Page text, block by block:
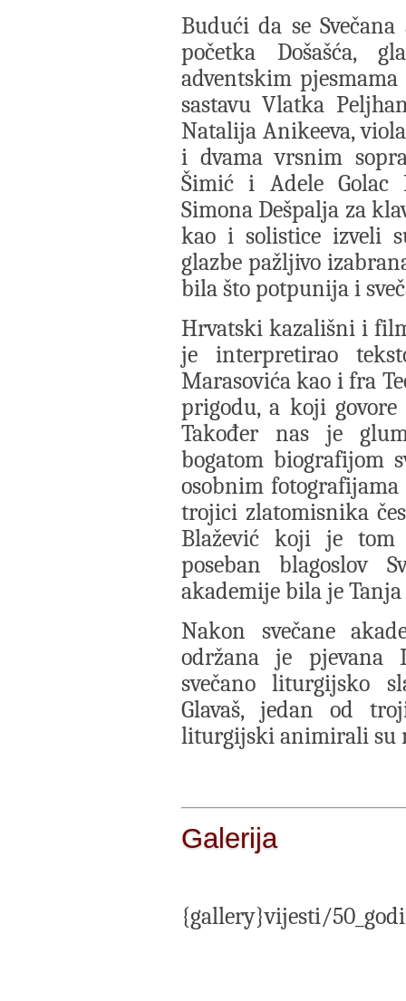
Budući da se
početka Došašća,
adventskim
sastavu Vlatka
Natalija Anikeeva,
i dvama vrsnim
Šimić i Adele Golac
Simona Dešpalja za
kao i solistice izveli
glazbe pažljivo
bila što potpunija i
Hrvatski kazališni i
je interpretirao
Marasovića kao i fra
prigodu, a koji govore
Također nas je
bogatom biografijom
osobnim
trojici zlatomisnika
Blažević koji je
poseban blagoslov
akademije bila je Tanja
Nakon svečane
održana je pjevana
svečano liturgijsko
Glavaš, jedan od
liturgijski animirali su
Galerija
{gallery}vijesti/